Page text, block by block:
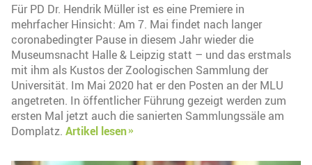
Für PD Dr. Hendrik Müller ist es eine Premiere in
mehrfacher Hinsicht: Am 7. Mai findet nach langer
coronabedingter Pause in diesem Jahr wieder die
Museumsnacht Halle & Leipzig statt – und das erstmals
mit ihm als Kustos der Zoologischen Sammlung der
Universität. Im Mai 2020 hat er den Posten an der MLU
angetreten. In öffentlicher Führung gezeigt werden zum
ersten Mal jetzt auch die sanierten Sammlungssäle am
Domplatz. Artikel lesen